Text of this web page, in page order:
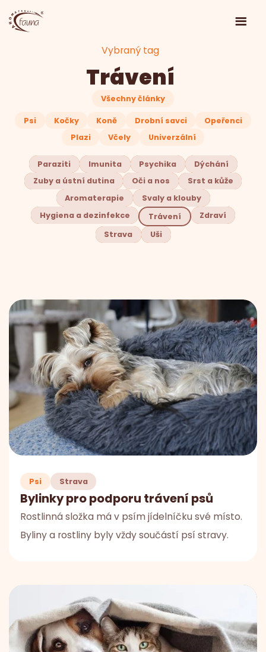
Vybraný tag
Trávení
Všechny články
Psi Kočky Koně Drobní savci
Opeřenci
Plazi
Včely Univerzální
Paraziti Imunita Psychika
Dýchání
Zuby a ústní dutina
Oči a nos
Srst a kůže
Aromaterapie
Svaly a klouby
Hygiena a dezinfekce
Trávení
Zdraví
Strava
Uši
Psi Strava
Bylinky pro podporu trávení psů
Rostlinná složka má v psím jídelníčku své místo.
Byliny a rostliny byly vždy součástí psí stravy.